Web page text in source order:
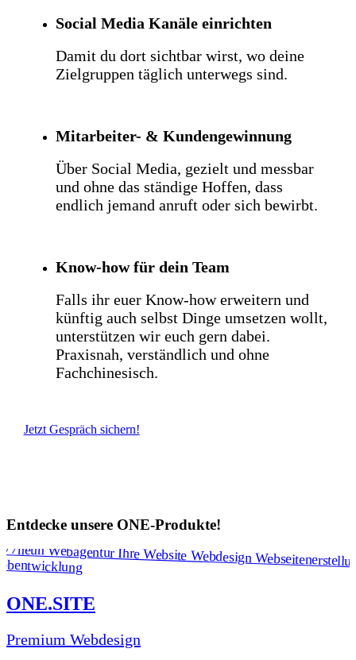
Social Media Kanäle einrichten
Damit du dort sichtbar wirst, wo deine
Zielgruppen täglich unterwegs sind.
Mitarbeiter- & Kundengewinnung
Über Social Media, gezielt und messbar
und ohne das ständige Hoffen, dass
endlich jemand anruft oder sich bewirbt.
Know-how für dein Team
Falls ihr euer Know-how erweitern und
künftig auch selbst Dinge umsetzen wollt,
unterstützen wir euch gern dabei.
Praxisnah, verständlich und ohne
Fachchinesisch.
Jetzt Gespräch sichern!
Entdecke unsere ONE-Produkte!
ONE.SITE
Premium Webdesign